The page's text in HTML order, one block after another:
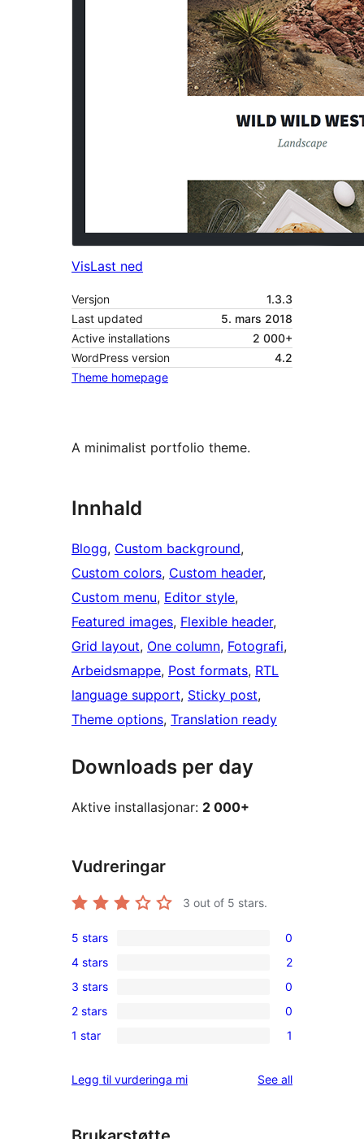
VisLast ned
Versjon
1.3.3
Last updated
5. mars 2018
Active installations
2 000+
WordPress version
4.2
Theme homepage
A minimalist portfolio theme.
Innhald
Blogg, Custom background
Custom colors, Custom header
Custom menu, Editor style
Featured images, Flexible header
Grid layout, One column, Fotografi
Arbeidsmappe, Post formats, RTL
language support, Sticky post
Theme options, Translation ready
Downloads per day
Aktive installasjonar: 2 000+
Vudreringar
3 out of 5 stars.
0
5-
star
reviews
5 stars 0
2
4-
star
reviews
4 stars 2
0
3-
star
3 stars 0
0
2-
reviews
2 stars 0
1
star
1 star 1
Legg til vurderinga mi See allreviews